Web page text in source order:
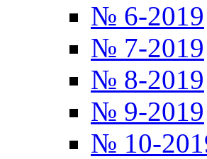
№ 6-2019
№ 7-2019
№ 8-2019
№ 9-2019
№ 10-